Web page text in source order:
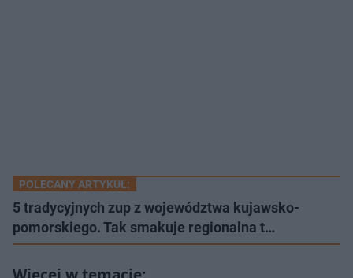
POLECANY ARTYKUŁ:
5 tradycyjnych zup z województwa kujawsko-
pomorskiego. Tak smakuje regionalna t…